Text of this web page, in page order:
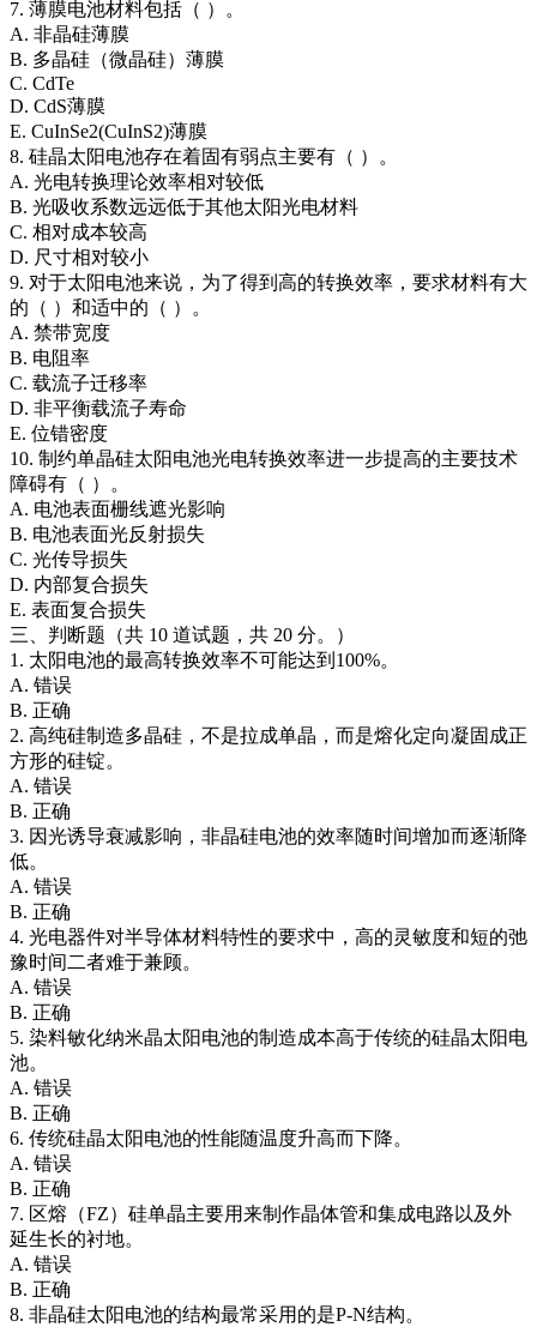
7. 薄膜电池材料包括（ ）。
A. 非晶硅薄膜
B. 多晶硅（微晶硅）薄膜
C. CdTe
D. CdS薄膜
E. CuInSe2(CuInS2)薄膜
8. 硅晶太阳电池存在着固有弱点主要有（ ）。
A. 光电转换理论效率相对较低
B. 光吸收系数远远低于其他太阳光电材料
C. 相对成本较高
D. 尺寸相对较小
9. 对于太阳电池来说，为了得到高的转换效率，要求材料有大
的（ ）和适中的（ ）。
A. 禁带宽度
B. 电阻率
C. 载流子迁移率
D. 非平衡载流子寿命
E. 位错密度
10. 制约单晶硅太阳电池光电转换效率进一步提高的主要技术
障碍有（ ）。
A. 电池表面栅线遮光影响
B. 电池表面光反射损失
C. 光传导损失
D. 内部复合损失
E. 表面复合损失
三、判断题（共 10 道试题，共 20 分。）
1. 太阳电池的最高转换效率不可能达到100%。
A. 错误
B. 正确
2. 高纯硅制造多晶硅，不是拉成单晶，而是熔化定向凝固成正
方形的硅锭。
A. 错误
B. 正确
3. 因光诱导衰减影响，非晶硅电池的效率随时间增加而逐渐降
低。
A. 错误
B. 正确
4. 光电器件对半导体材料特性的要求中，高的灵敏度和短的弛
豫时间二者难于兼顾。
A. 错误
B. 正确
5. 染料敏化纳米晶太阳电池的制造成本高于传统的硅晶太阳电
池。
A. 错误
B. 正确
6. 传统硅晶太阳电池的性能随温度升高而下降。
A. 错误
B. 正确
7. 区熔（FZ）硅单晶主要用来制作晶体管和集成电路以及外
延生长的衬地。
A. 错误
B. 正确
8. 非晶硅太阳电池的结构最常采用的是P-N结构。